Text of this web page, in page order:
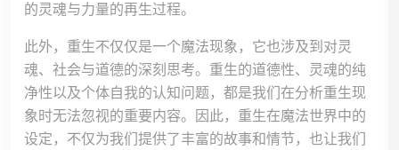
的灵魂与力量的再生过程。
此外，重生不仅仅是一个魔法现象，它也涉及到对灵
魂、社会与道德的深刻思考。重生的道德性、灵魂的纯
净性以及个体自我的认知问题，都是我们在分析重生现
象时无法忽视的重要内容。因此，重生在魔法世界中的
设定，不仅为我们提供了丰富的故事和情节，也让我们